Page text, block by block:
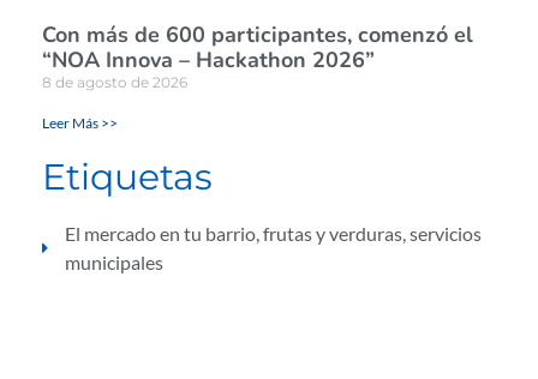
Con más de 600 participantes, comenzó el
“NOA Innova – Hackathon 2026”
8 de agosto de 2026
Leer Más >>
Etiquetas
El mercado en tu barrio,frutas y verduras,servicios
municipales